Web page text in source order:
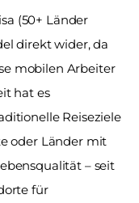
(50+ Länder
direkt wider, da
mobilen Arbeiter
hat es
Reiseziele
oder Länder mit
– seit
für